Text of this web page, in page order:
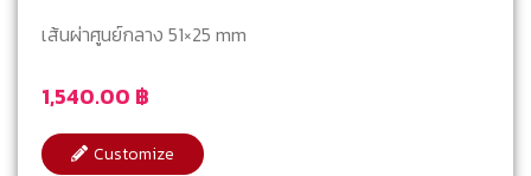
1,540.00 ฿
เส้นผ่าศูนย์กลาง 51×25 mm
Customize